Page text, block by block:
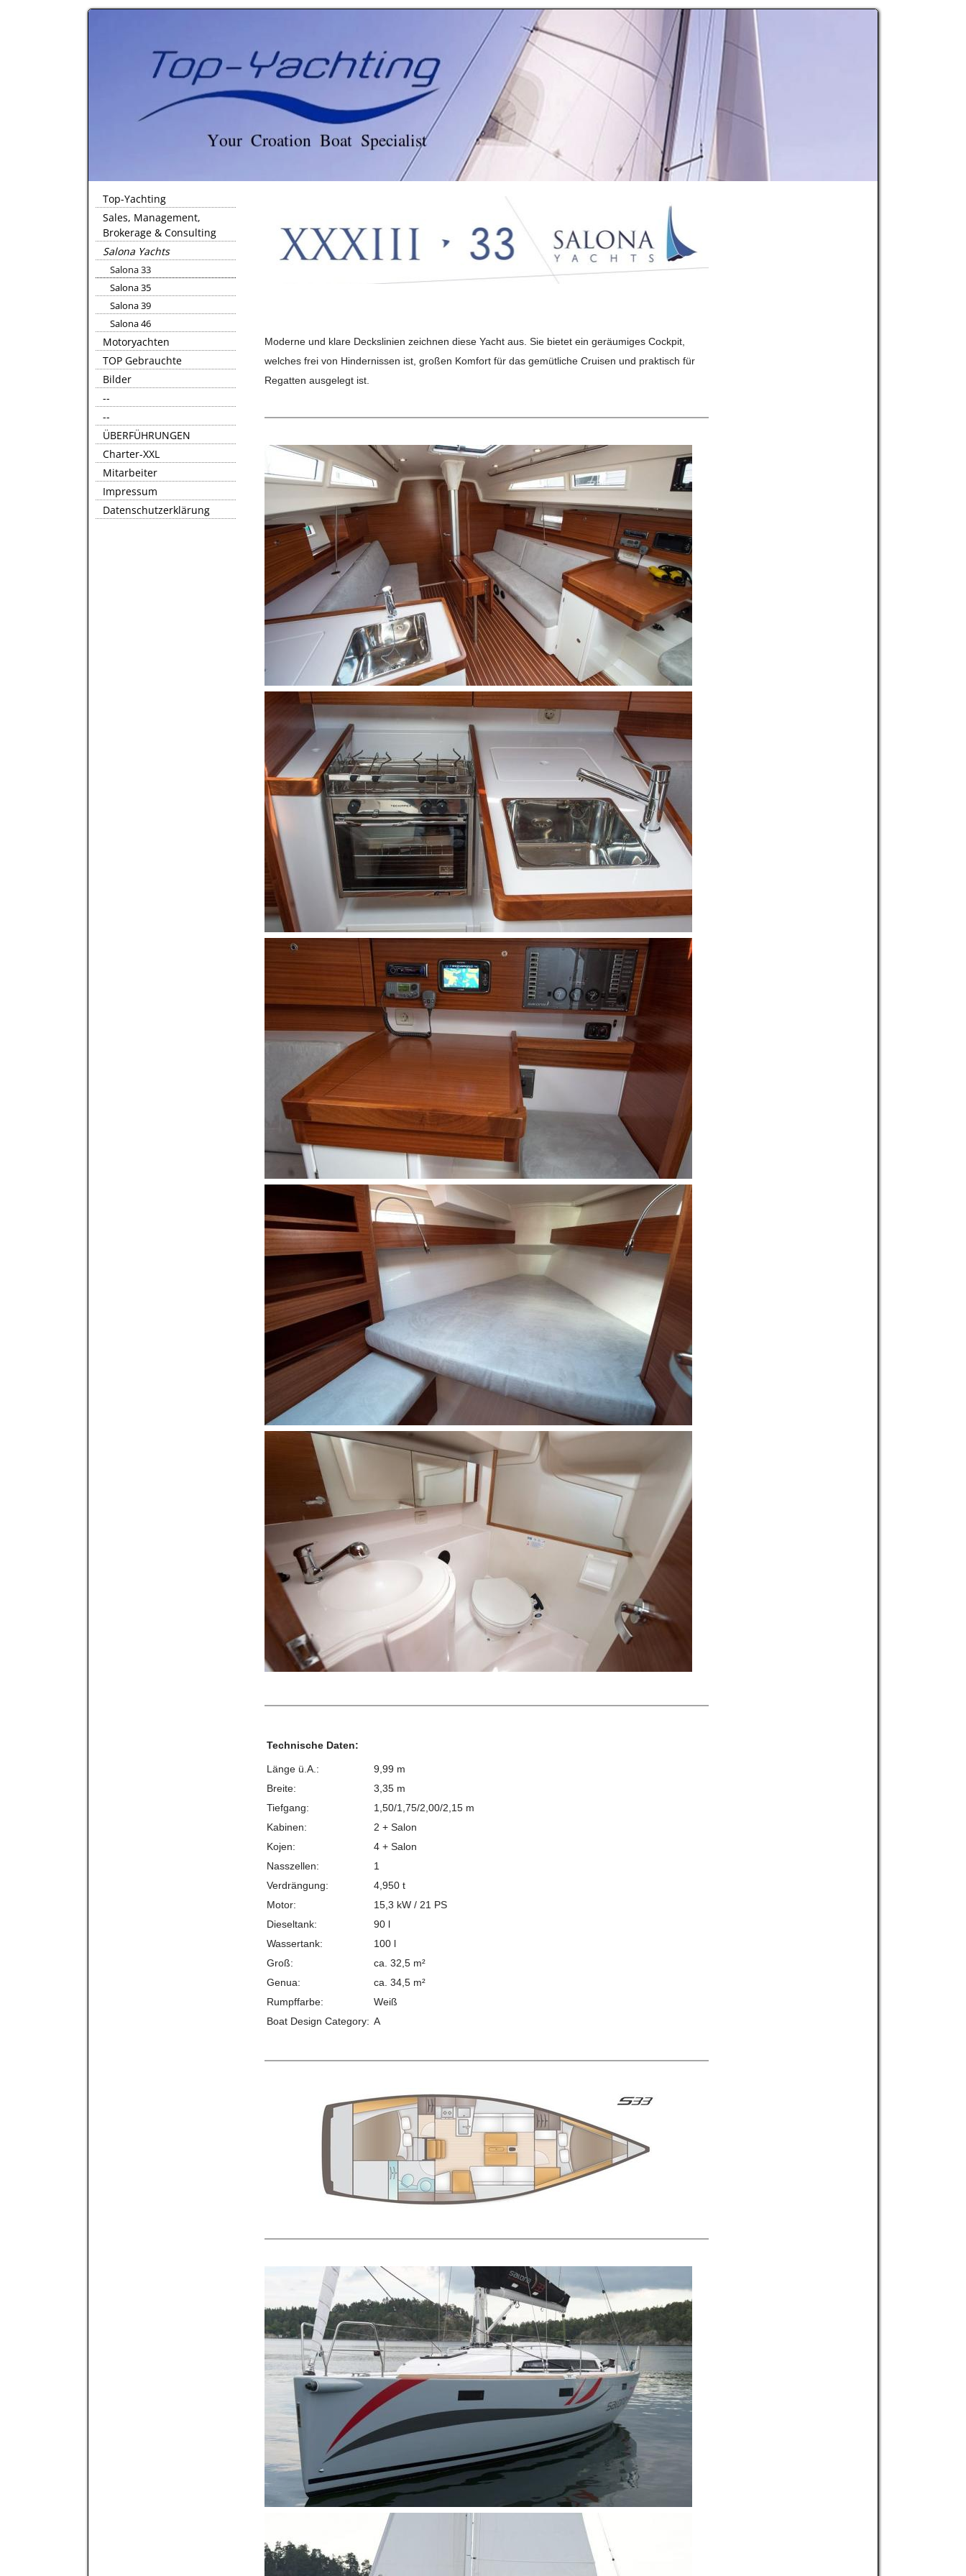
Top-Yachting
Sales, Management,
Brokerage & Consulting
Salona Yachts
Salona 33
Salona 35
Salona 39
Salona 46
Motoryachten
TOP Gebrauchte
Bilder
--
--
ÜBERFÜHRUNGEN
Charter-XXL
Mitarbeiter
Impressum
Datenschutzerklärung
Moderne und klare Deckslinien zeichnen diese Yacht aus. Sie bietet ein geräumiges Cockpit,
welches frei von Hindernissen ist, großen Komfort für das gemütliche Cruisen und praktisch für
Regatten ausgelegt ist.
Technische Daten:
Länge ü.A.:
Breite:
Tiefgang:
Kabinen:
Kojen:
Nasszellen:
Verdrängung:
Motor:
Dieseltank:
Wassertank:
Groß:
Genua:
Rumpffarbe:
Boat Design Category:
9,99 m
3,35 m
1,50/1,75/2,00/2,15 m
2 + Salon
4 + Salon
1
4,950 t
15,3 kW / 21 PS
90 l
100 l
ca. 32,5 m²
ca. 34,5 m²
Weiß
A